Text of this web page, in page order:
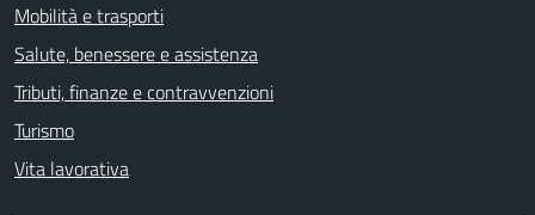
Mobilità e trasporti
Salute, benessere e assistenza
Tributi, finanze e contravvenzioni
Turismo
Vita lavorativa